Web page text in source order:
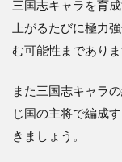
三国志キャラを育
上がるたびに極力
む可能性までありま
また三国志キャラ
じ国の主将で編成
きましょう。